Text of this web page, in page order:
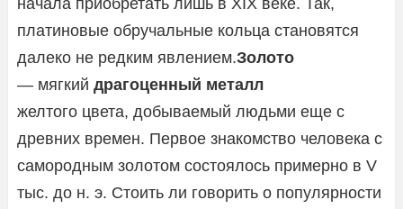
платиновые обручальные кольца становятся
далеко не редким явлением.Золото
— мягкий драгоценный металл
желтого цвета, добываемый людьми еще с
древних времен. Первое знакомство человека с
самородным золотом состоялось примерно в V
тыс. до н. э. Стоить ли говорить о популярности